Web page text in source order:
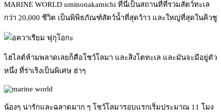
MARINE WORLD uminonakamichi ที่นี่เป็นสถานที่ที่รวมสัตว์ทะเล
กว่า 20,000 ชีวิต เป็นพิพิธภัณฑ์สัตว์น้ำที่สุดว้าว และใหญ่ที่สุดในคิวชู
ไฮไลต์ห้ามพลาดเลยก็คือโชว์โลมา และสิงโตทะเล และมันจะมีอยู่ตัว
หนึ่ง ที่ร่าเริงเป็นพิเศษ ฮ่าๆ
น้องๆ น่ารักและฉลาดมาก ๆ โชว์โลมารอบแรกเริ่มประมาณ 11 โมง